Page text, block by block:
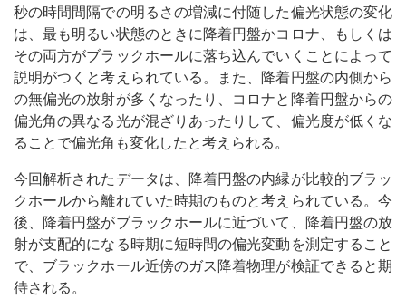
秒の時間間隔での明るさの増減に付随した偏光状態の変化
は、最も明るい状態のときに降着円盤かコロナ、もしくは
その両方がブラックホールに落ち込んでいくことによって
説明がつくと考えられている。また、降着円盤の内側から
の無偏光の放射が多くなったり、コロナと降着円盤からの
偏光角の異なる光が混ざりあったりして、偏光度が低くな
ることで偏光角も変化したと考えられる。
今回解析されたデータは、降着円盤の内縁が比較的ブラッ
クホールから離れていた時期のものと考えられている。今
後、降着円盤がブラックホールに近づいて、降着円盤の放
射が支配的になる時期に短時間の偏光変動を測定すること
で、ブラックホール近傍のガス降着物理が検証できると期
待される。